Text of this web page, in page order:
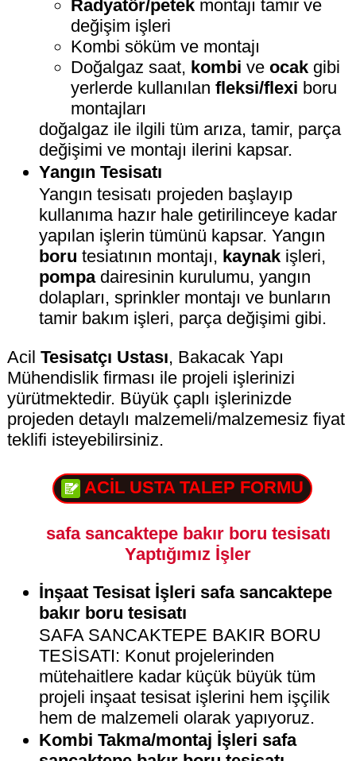
Radyatör/petek montajı tamir ve
değişim işleri
Kombi söküm ve montajı
Doğalgaz saat, kombi veocak gibi
yerlerde kullanılanfleksi/flexi boru
montajları
doğalgaz ile ilgili tüm arıza, tamir, parça
değişimi ve montajı ilerini kapsar.
Yangın Tesisatı
Yangın tesisatı projeden başlayıp
kullanıma hazır hale getirilinceye kadar
yapılan işlerin tümünü kapsar. Yangın
boru tesiatının montajı, kaynak işleri,
pompadairesinin kurulumu, yangın
dolapları, sprinkler montajı ve bunların
tamir bakım işleri, parça değişimi gibi.
AcilTesisatçı Ustası, Bakacak Yapı
Mühendislik firması ile projeli işlerinizi
yürütmektedir. Büyük çaplı işlerinizde
projeden detaylı malzemeli/malzemesiz fiyat
teklifi isteyebilirsiniz.
ACİL USTA TALEP FORMU
safa sancaktepe bakır boru tesisatı
Yaptığımız İşler
İnşaat Tesisat İşleri safa sancaktepe
bakır boru tesisatı
SAFA SANCAKTEPE BAKIR BORU
TESİSATI: Konut projelerinden
mütehaitlere kadar küçük büyük tüm
projeli inşaat tesisat işlerini hem işçilik
hem de malzemeli olarak yapıyoruz.
Kombi Takma/montaj İşleri safa